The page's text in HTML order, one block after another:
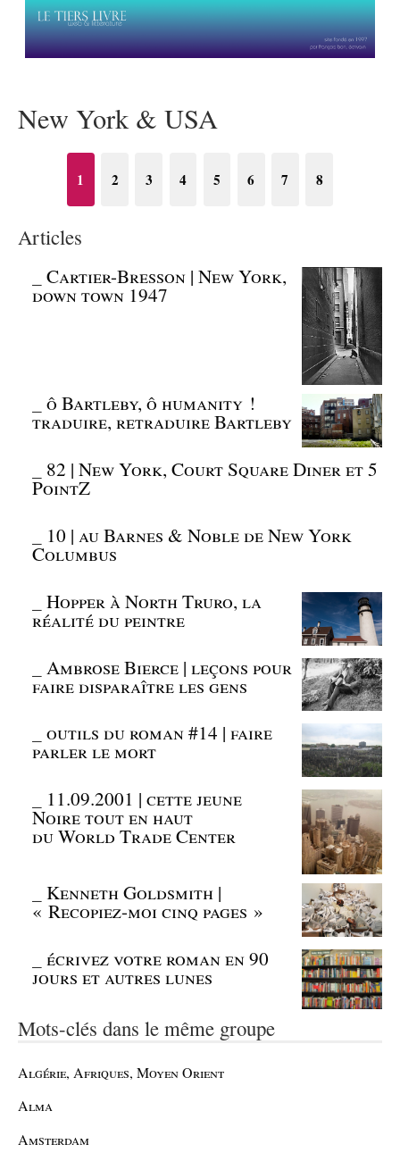
New York & USA
1 2 3 4 5 6 7 8
Articles
_Cartier-Bresson | New York,
down town 1947
_ô Bartleby, ô humanity !
traduire, retraduire Bartleby
82 | New York, Court Square Diner et 5
PointZ
10 | au Barnes & Noble de New York
Columbus
_Hopper à North Truro, la
réalité du peintre
Ambrose Bierce | leçons pour
faire disparaître les gens
_outils du roman #14 | faire
parler le mort
11.09.2001 | cette jeune
Noire tout en haut
du World Trade Center
_Kenneth Goldsmith |
« Recopiez-moi cinq pages »
écrivez votre roman en 90
jours et autres lunes
Mots-clés dans le même groupe
Algérie, Afriques, Moyen Orient
Alma
Amsterdam